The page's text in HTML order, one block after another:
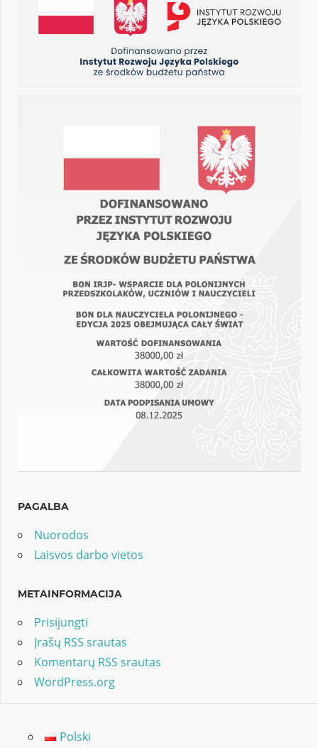
PAGALBA
Nuorodos
Laisvos darbo vietos
METAINFORMACIJA
Prisijungti
Įrašų RSS srautas
Komentarų RSS srautas
WordPress.org
Polski